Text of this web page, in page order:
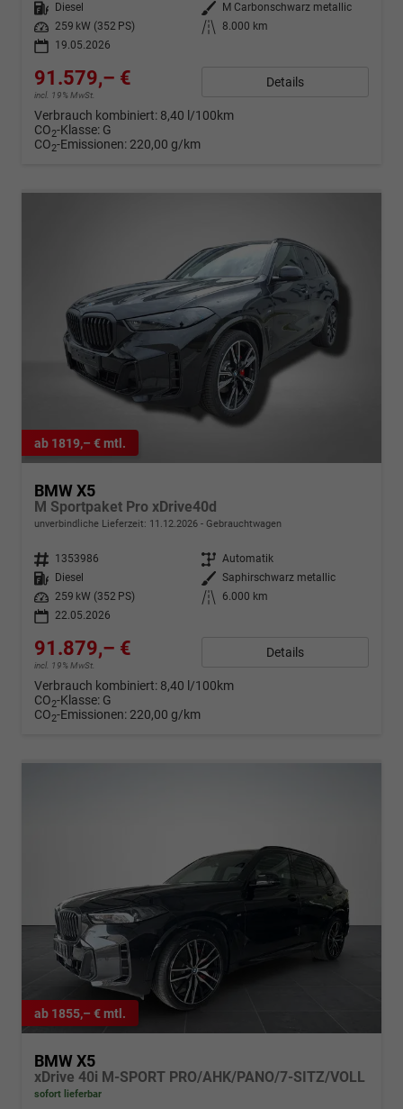
Kraftstoff
Diesel Außenfarbe
M Carbonschwarz metallic
Leistung
259 kW (352 PS) Kilometerstand
8.000 km
19.05.2026
91.579,– €
incl. 19% MwSt.
Details
Verbrauch kombiniert: 8,40 l/100km
CO2-Klasse: G
CO2-Emissionen: 220,00 g/km
ab 1819,– € mtl.
BMW X5
M Sportpaket Pro xDrive40d
unverbindliche Lieferzeit: 11.12.2026 Gebrauchtwagen
Fahrzeugnr. 1353986 Getriebe Automatik
Kraftstoff
Diesel Außenfarbe Saphirschwarz metallic
Leistung
259 kW (352 PS) Kilometerstand
6.000 km
22.05.2026
91.879,– €
incl. 19% MwSt.
Details
Verbrauch kombiniert: 8,40 l/100km
CO2-Klasse: G
CO2-Emissionen: 220,00 g/km
ab 1855,– € mtl.
BMW X5
xDrive 40i M-SPORT PRO/AHK/PANO/7-SITZ/VOLL
sofort lieferbar